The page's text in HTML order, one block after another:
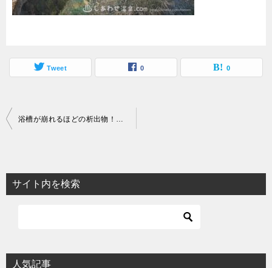
Tweet 0 0
投
ビ
ゲ
ョ
浴槽が崩れるほどの析出物！マニアに人気の長湯温泉郷の湯旅館がすごい
サイト内を検索
人気記事